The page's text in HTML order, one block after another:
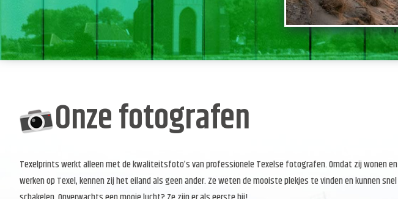
Onze fotografen
Texelprints werkt alleen met de kwaliteitsfoto’s van professionele Texelse fotografen. Omdat zij wonen en
werken op Texel, kennen zij het eiland als geen ander. Ze weten de mooiste plekjes te vinden en kunnen snel